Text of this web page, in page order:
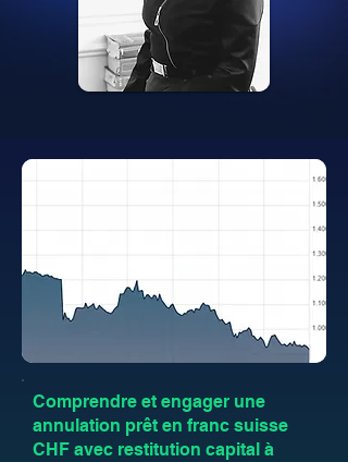
Comprendre et engager une
annulation prêt en franc suisse
CHF avec restitution capital à